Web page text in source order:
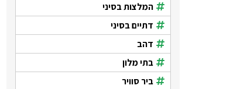
המלצות בסיני
דתיים בסיני
דהב
בתי מלון
ביר סוויר